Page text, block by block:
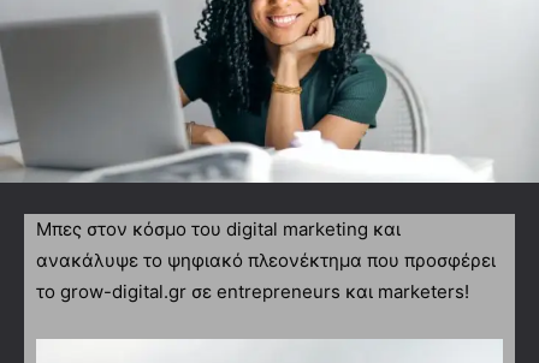
Μπες στον κόσμο του digital marketing και
ανακάλυψε το ψηφιακό πλεονέκτημα που προσφέρει
το grow-digital.gr σε entrepreneurs και marketers!